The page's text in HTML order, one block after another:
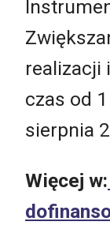
realizacji
czas od
sierpnia
Więcej w: